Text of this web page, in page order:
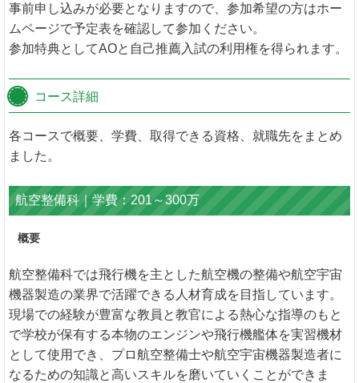
事前申し込みが必要となりますので、参加希望の方はホー
ムページで予定表を確認して参加ください。
参加特典としてAOと自己推薦入試の利用権を得られます。
コース詳細
各コースで概要、学費、取得できる資格、就職先をまとめ
ました。
航空整備科｜学費：201～300万
概要
航空整備科では飛行機を主とした航空機の整備や航空宇宙
機器製造の業界で活躍できる人材育成を目指しています。
現場での経験が豊富な教員と教官による熱心な指導のもと
で学校が保有する本物のエンジンや飛行機艦体を実習機材
として使用でき、プロ航空整備士や航空宇宙機器製造者に
なるための知識と高いスキルを磨いていくことができま